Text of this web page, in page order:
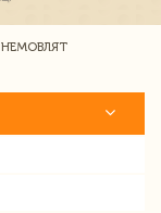
НЕМОВЛЯТ